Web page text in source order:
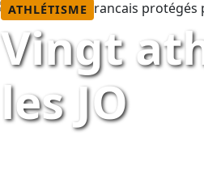
ATHLÉTISME
Vingt
les JO